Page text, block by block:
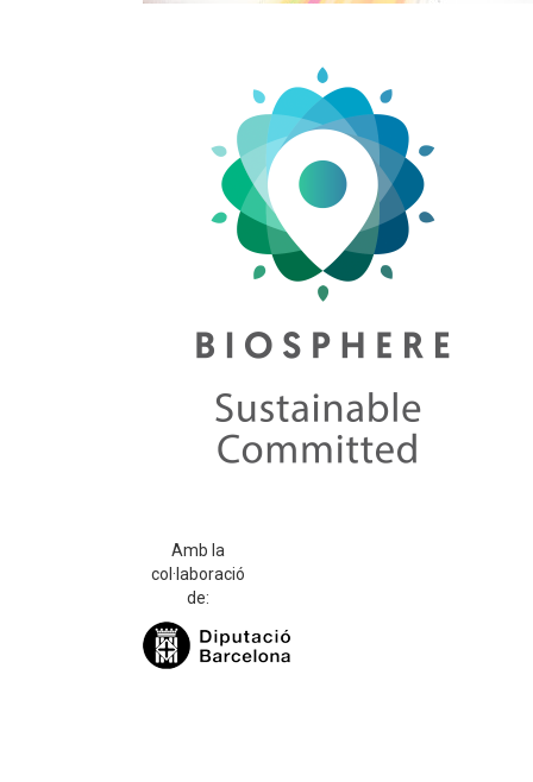
Amb la
col·laboració
de: